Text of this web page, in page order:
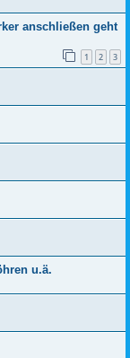
anschließen geht
1 2 3
u.ä.